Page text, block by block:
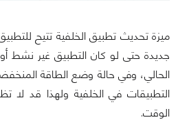
ميزة تحديث تطبيق الخلفية تتيح
جديدة حتى لو كان التطبيق غير نشط
الحالي، وفي حالة وضع الطاقة
التطبيقات في الخلفية ولهذا قد لا
الوقت.